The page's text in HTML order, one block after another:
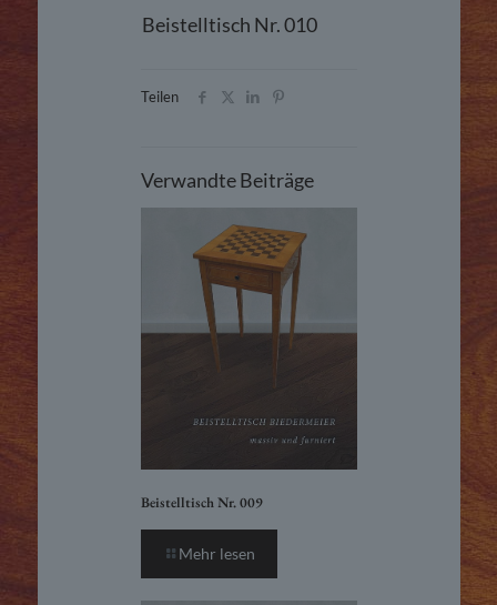
Beistelltisch Nr. 010
Teilen
Verwandte Beiträge
Beistelltisch Nr. 009
Mehr lesen